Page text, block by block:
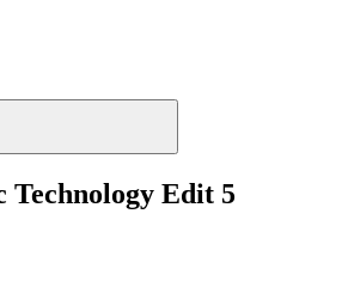
Technology Edit 5